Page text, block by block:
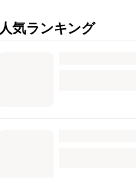
人気ランキング